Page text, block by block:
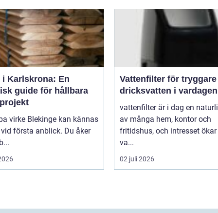
i Karlskrona: En
guide för hållbara
virke Blekinge kan kännas
första anblick. Du åker
Vattenfilter för tryggare
dricksvatten i vardagen
vattenfilter är i dag en
av många hem, kontor och
fritidshus, och intresset
va...
02 juli 2026